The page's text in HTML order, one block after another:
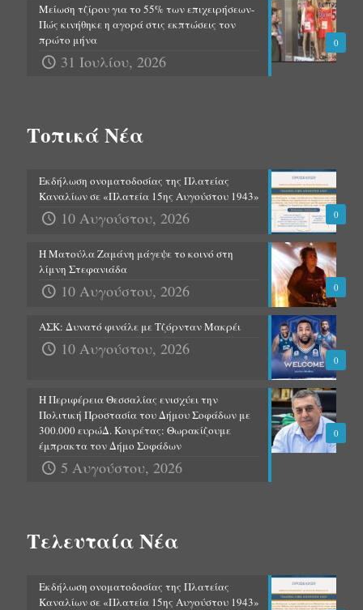
0
Μείωση τζίρου για το 55% των επιχειρήσεων-
Πώς κινήθηκε η αγορά στις εκπτώσεις τον
πρώτο μήνα
31 Ιουλίου, 2026
Τοπικά Νέα
0
Εκδήλωση ονοματοδοσίας της Πλατείας
Καναλίων σε «Πλατεία 15ης Αυγούστου 1943»
10 Αυγούστου, 2026
0
Η Ματούλα Ζαμάνη μάγεψε το κοινό στη
λίμνη Στεφανιάδα
10 Αυγούστου, 2026
0
ΑΣΚ: Δυνατό φινάλε με Τζόρνταν Μακρέι
10 Αυγούστου, 2026
0
Η Περιφέρεια Θεσσαλίας ενισχύει την
Πολιτική Προστασία του Δήμου Σοφάδων με
300.000 ευρώΔ. Κουρέτας: Θωρακίζουμε
έμπρακτα τον Δήμο Σοφάδων
5 Αυγούστου, 2026
Τελευταία Νέα
Εκδήλωση ονοματοδοσίας της Πλατείας
Καναλίων σε «Πλατεία 15ης Αυγούστου 1943»